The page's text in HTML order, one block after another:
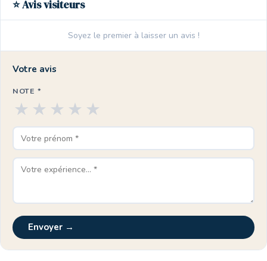
⭐ Avis visiteurs
Soyez le premier à laisser un avis !
Votre avis
NOTE *
★
★
★
★
★
Envoyer →